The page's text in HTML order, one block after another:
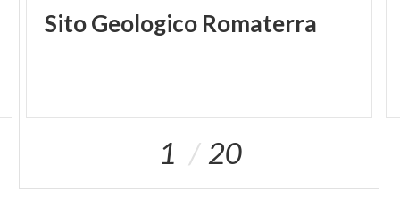
Point) oppure brevemente“golden spike” (chiodo
d’oro)che simbolicamente indica la posizione esatta
che circonda il borgo, dallaPiana del Gaveralle
Ponte Caffaro sul Lago d’Idro
un’ampia offerta di sport da praticare tutto
l’annocome il trekking, la mtb, l’arrampicata, la
SitoGeologico Romaterra
1 20